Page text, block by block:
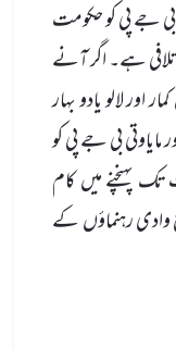
جے پی کو حکومت
تلافی ہے۔ اگر آنے
لالو یادو بہار
بی جے پی کو
پہنچنے میں کام
رہنماؤں کے